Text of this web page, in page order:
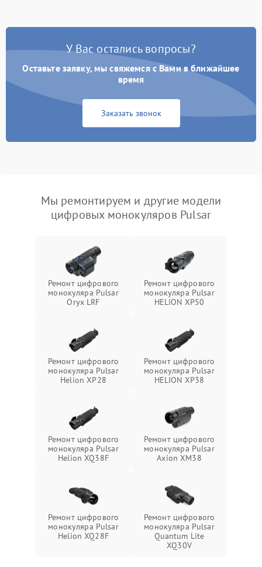
У Вас остались вопросы?
Оставьте заявку, мы свяжемся с Вами в ближайшее
время
Заказать звонок
Мы ремонтируем и другие модели
цифровых монокуляров Pulsar
Ремонт цифрового
монокуляра Pulsar
Oryx LRF
Ремонт цифрового
монокуляра Pulsar
HELION XP50
Ремонт цифрового
монокуляра Pulsar
Helion XP28
Ремонт цифрового
монокуляра Pulsar
HELION XP38
Ремонт цифрового
монокуляра Pulsar
Helion XQ38F
Ремонт цифрового
монокуляра Pulsar
Axion XM38
Ремонт цифрового
монокуляра Pulsar
Helion XQ28F
Ремонт цифрового
монокуляра Pulsar
Quantum Lite
XQ30V